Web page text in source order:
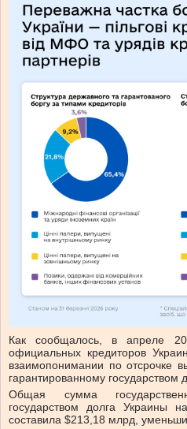
Как сообщалось, в апреле
официальных кредиторов
взаимопонимании по отсрочке
гарантированному государством
Общая сумма
государством долга Украины
составила $213,18 млрд,